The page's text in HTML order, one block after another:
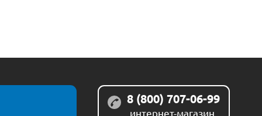
8 (800) 707-06-99
интернет-магазин